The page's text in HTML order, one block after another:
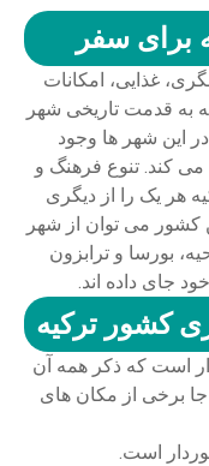
برای سفر
غذایی، امکانات
به قدمت تاریخی شهر
این شهر ها وجود
کند. تنوع فرهنگ و
هر یک را از دیگری
کشور می توان از شهر
بورسا و ترابزون
جای داده اند.
کشور ترکیه
است که ذکر همه آن
جا برخی از مکان های
است.